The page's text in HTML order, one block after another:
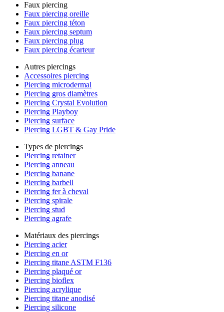
Faux piercing
Faux piercing oreille
Faux piercing téton
Faux piercing septum
Faux piercing plug
Faux piercing écarteur
Autres piercings
Accessoires piercing
Piercing microdermal
Piercing gros diamètres
Piercing Crystal Evolution
Piercing Playboy
Piercing surface
Piercing LGBT & Gay Pride
Types de piercings
Piercing retainer
Piercing anneau
Piercing banane
Piercing barbell
Piercing fer à cheval
Piercing spirale
Piercing stud
Piercing agrafe
Matériaux des piercings
Piercing acier
Piercing en or
Piercing titane ASTM F136
Piercing plaqué or
Piercing bioflex
Piercing acrylique
Piercing titane anodisé
Piercing silicone